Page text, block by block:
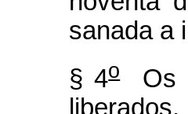
sanada a
§ 4oOs